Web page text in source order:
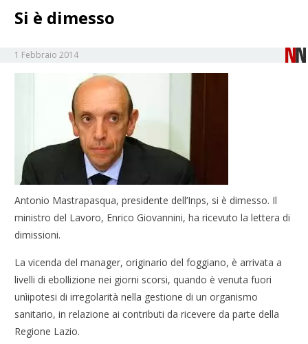
Si è dimesso
1 Febbraio 2014
Antonio Mastrapasqua, presidente dell’Inps, si è dimesso. Il
ministro del Lavoro, Enrico Giovannini, ha ricevuto la lettera di
dimissioni.
La vicenda del manager, originario del foggiano, è arrivata a
livelli di ebollizione nei giorni scorsi, quando è venuta fuori
unìipotesi di irregolarità nella gestione di un organismo
sanitario, in relazione ai contributi da ricevere da parte della
Regione Lazio.